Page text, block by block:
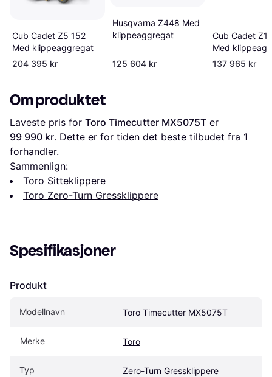
Cub Cadet Z5 152
Med klippeaggregat
204 395 kr
Husqvarna Z448 Med
klippeaggregat
125 604 kr
Cub Cadet Z1
Med
137 965 kr
Om produktet
Laveste pris for Toro Timecutter MX5075T
99 990 kr. Dette er for tiden det beste tilbudet fra 1
forhandler.
Sammenlign:
Toro Sitteklippere
Toro Zero-Turn Gressklippere
Spesifikasjoner
Produkt
Modellnavn Toro Timecutter MX5075T
Merke Toro
Typ Zero-Turn Gressklippere